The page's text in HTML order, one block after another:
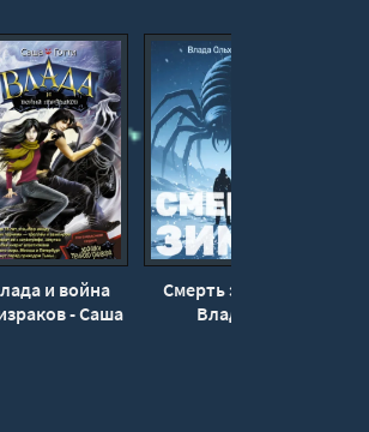
и война
- Саша
Смерть зимы -
Влада